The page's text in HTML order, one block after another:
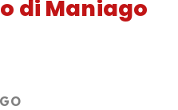
di Maniago